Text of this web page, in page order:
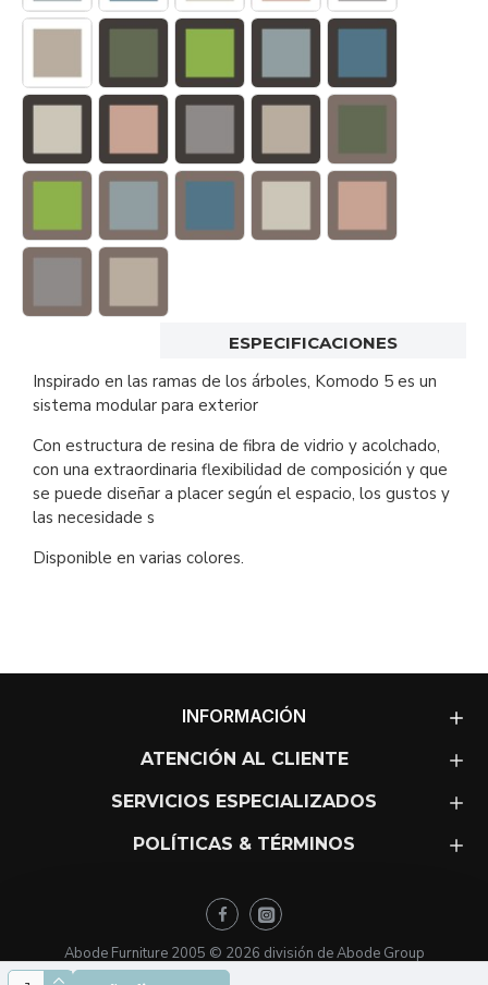
ESPECIFICACIONES
Inspirado en las ramas de los árboles, Komodo 5 es un
sistema modular para exterior
Con estructura de resina de fibra de vidrio y acolchado,
con una extraordinaria flexibilidad de composición y que
se puede diseñar a placer según el espacio, los gustos y
las necesidade s
Disponible en varias colores.
INFORMACIÓN
ATENCIÓN AL CLIENTE
SERVICIOS ESPECIALIZADOS
POLÍTICAS & TÉRMINOS
Abode Furniture 2005 © 2026 división de Abode Group